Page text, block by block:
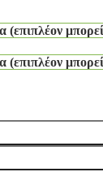
(επιπλέον
(επιπλέον